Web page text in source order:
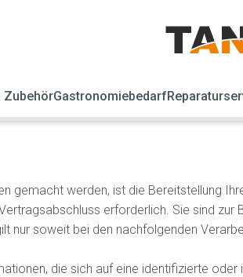
ZubehörGastronomiebedarf
gemacht werden, ist die Bereitstellung
erforderlich. Sie sind zur
nur soweit bei den nachfolgenden
die sich auf eine identifizierte